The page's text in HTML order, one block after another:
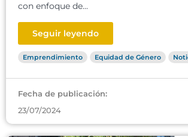
con enfoque de...
Seguir leyendo
Emprendimiento Equidad de Género
Fecha de publicación:
23/07/2024